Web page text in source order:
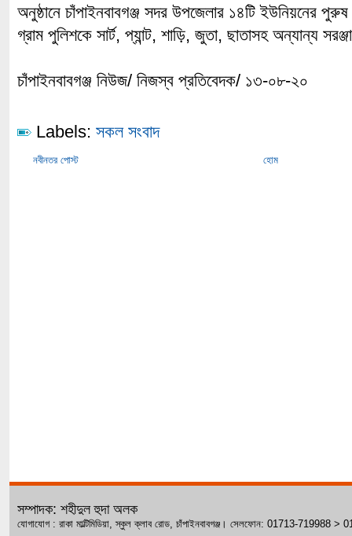
অনুষ্ঠানে চাঁপাইনবাবগঞ্জ সদর উপজেলার ১৪টি ইউনিয়নের
গ্রাম পুলিশকে সার্ট, প্যান্ট, শাড়ি, জুতা, ছাতাসহ অন্যান্য
চাঁপাইনবাবগঞ্জ নিউজ/ নিজস্ব প্রতিবেদক/ ১৩-০৮-২০
Labels: সকল সংবাদ
নবীনতর পোস্ট হোম
সম্পাদক: শহীদুল হুদা অলক
যোগাযোগ : রাকা মাল্টিমিডিয়া, স্কুল ক্লাব রোড, চাঁপাইনবাবগঞ্জ। সেলফোন: 01713-